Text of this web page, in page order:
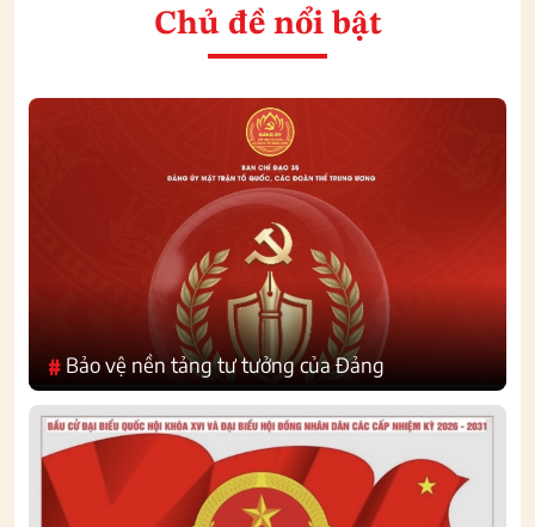
Chủ đề nổi bật
# Bảo vệ nền tảng tư tưởng của Đảng